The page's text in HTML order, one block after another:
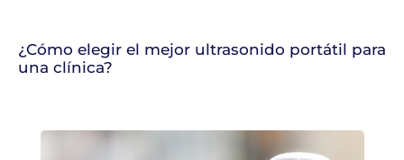
¿Cómo elegir el mejor ultrasonido portátil para
una clínica?